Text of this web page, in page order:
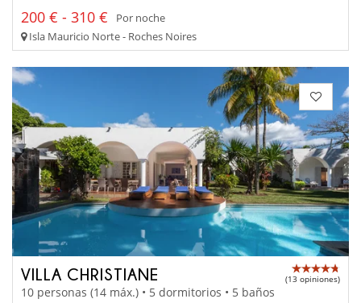
200 € - 310 €
Por noche
Isla Mauricio Norte - Roches Noires
VILLA CHRISTIANE (13 opiniones)
10 personas (14 máx.) • 5 dormitorios • 5 baños